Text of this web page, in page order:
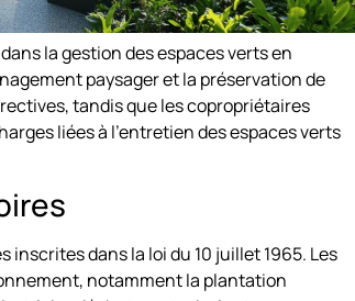
la gestion des espaces verts en
paysager et la préservation de
tandis que les copropriétaires
liées à l’entretien des espaces verts
dans la loi du 10 juillet 1965. Les
notamment la plantation